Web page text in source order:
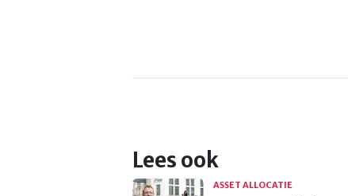
Lees ook
ASSET ALLOCATIE